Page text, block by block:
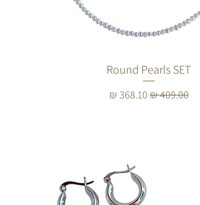
Round Pearls SET
מחיר רגיל‏409.00 ‏₪ מחיר מבצע